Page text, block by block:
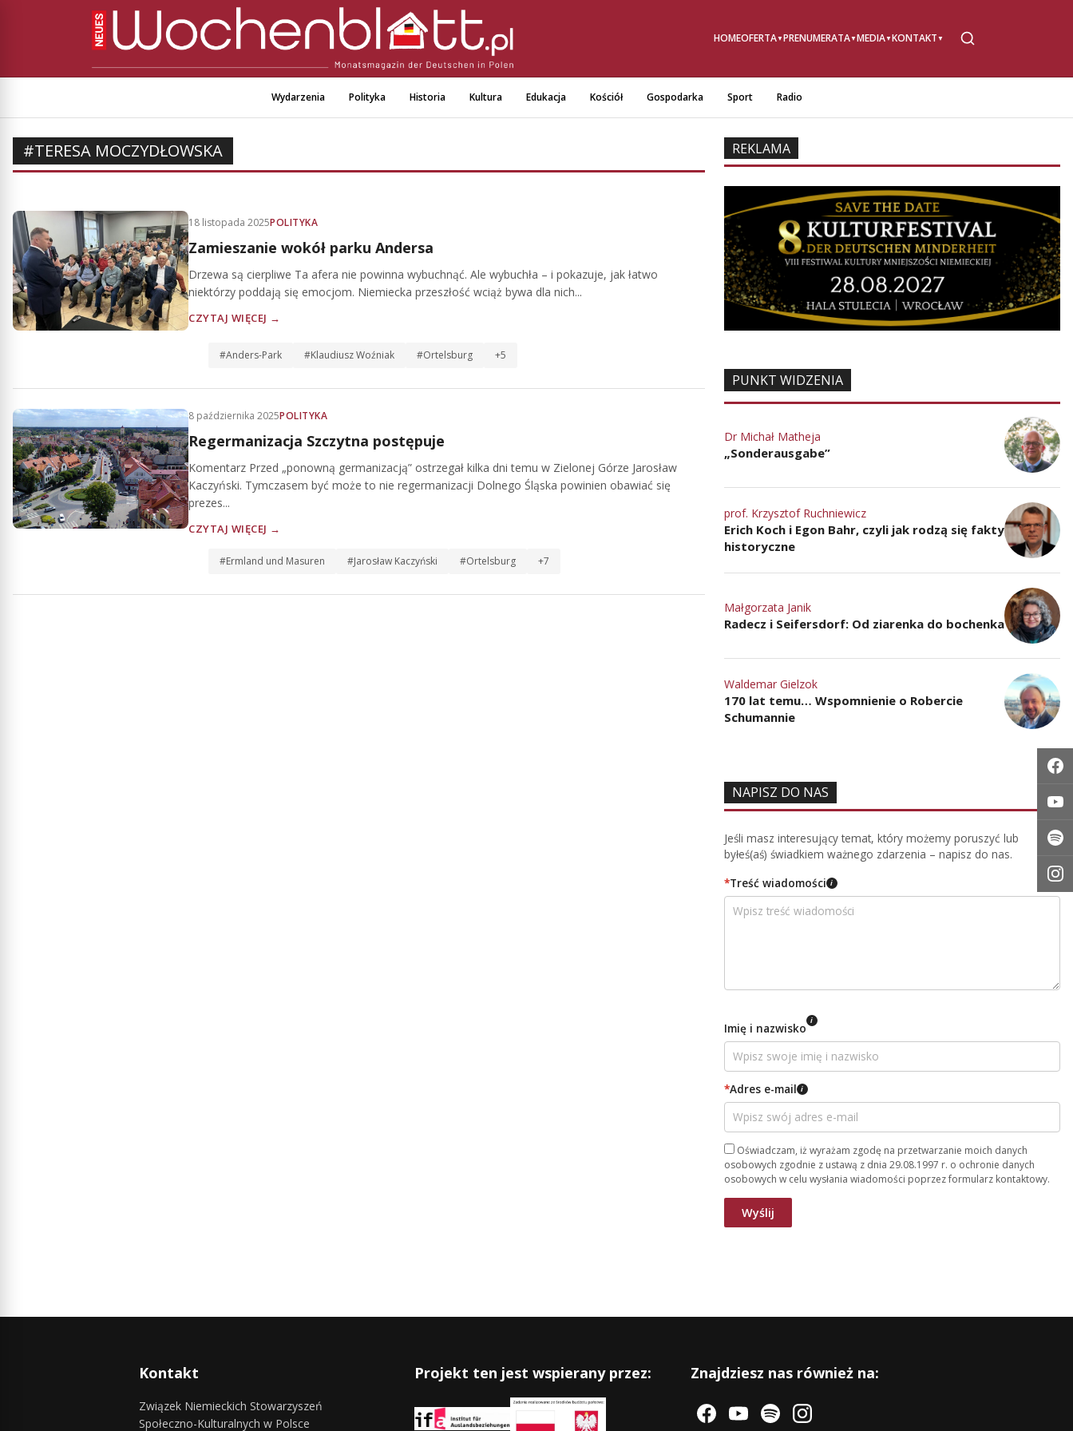
HOMEOFERTA PRENUMERATA MEDIA KONTAKT
Wydarzenia Polityka Historia Kultura Edukacja Kościół Gospodarka Sport Radio
#TERESA MOCZYDŁOWSKA
18 listopada 2025POLITYKA
Zamieszanie wokół parku Andersa
Drzewa są cierpliwe Ta afera nie powinna wybuchnąć. Ale wybuchła – i pokazuje, jak łatwo
niektórzy poddają się emocjom. Niemiecka przeszłość wciąż bywa dla nich...
CZYTAJ WIĘCEJ →
#Anders-Park #Klaudiusz Woźniak #Ortelsburg +5
8 października 2025POLITYKA
Regermanizacja Szczytna postępuje
Komentarz Przed „ponowną germanizacją” ostrzegał kilka dni temu w Zielonej Górze Jarosław
Kaczyński. Tymczasem być może to nie regermanizacji Dolnego Śląska powinien obawiać się
prezes...
CZYTAJ WIĘCEJ →
#Ermland und Masuren #Jarosław Kaczyński #Ortelsburg +7
REKLAMA
PUNKT WIDZENIA
Dr Michał Matheja
„Sonderausgabe”
prof. Krzysztof Ruchniewicz
Erich Koch i Egon Bahr, czyli jak rodzą się fakty
historyczne
Małgorzata Janik
Radecz i Seifersdorf: Od ziarenka do bochenka
Waldemar Gielzok
170 lat temu… Wspomnienie o Robercie
Schumannie
NAPISZ DO NAS
Jeśli masz interesujący temat, który możemy poruszyć lub
byłeś(aś) świadkiem ważnego zdarzenia – napisz do nas.
*Treść wiadomości i
Imię i nazwisko i
*Adres e-mail i
Oświadczam, iż wyrażam zgodę na przetwarzanie moich danych
osobowych zgodnie z ustawą z dnia 29.08.1997 r. o ochronie danych
osobowych w celu wysłania wiadomości poprzez formularz kontaktowy.
Kontakt
Związek Niemieckich Stowarzyszeń
Społeczno-Kulturalnych w Polsce
Projekt ten jest wspierany przez: Znajdziesz nas również na: